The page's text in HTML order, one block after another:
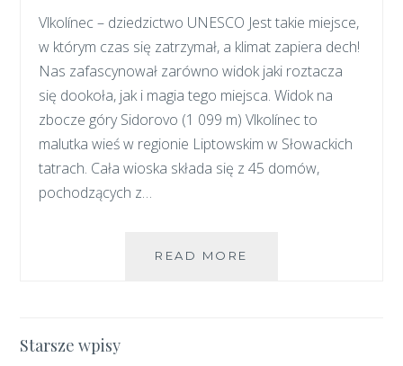
Vlkolínec – dziedzictwo UNESCO Jest takie miejsce,
w którym czas się zatrzymał, a klimat zapiera dech!
Nas zafascynował zarówno widok jaki roztacza
się dookoła, jak i magia tego miejsca. Widok na
zbocze góry Sidorovo (1 099 m) Vlkolínec to
malutka wieś w regionie Liptowskim w Słowackich
tatrach. Cała wioska składa się z 45 domów,
pochodzących z…
READ MORE
Nawigacja
Starsze wpisy